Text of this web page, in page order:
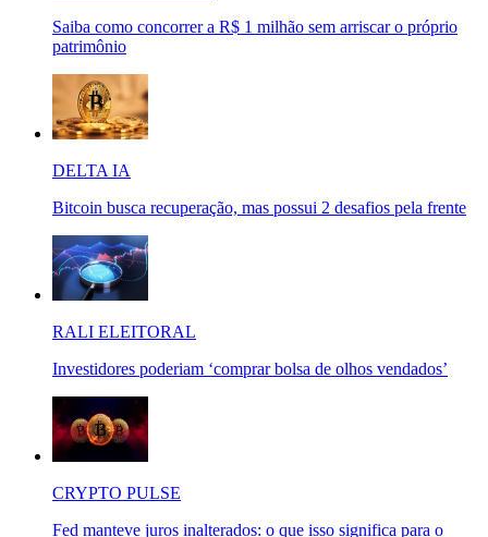
Saiba como concorrer a R$ 1 milhão sem arriscar o próprio
patrimônio
DELTA IA
Bitcoin busca recuperação, mas possui 2 desafios pela frente
RALI ELEITORAL
Investidores poderiam ‘comprar bolsa de olhos vendados’
CRYPTO PULSE
Fed manteve juros inalterados: o que isso significa para o